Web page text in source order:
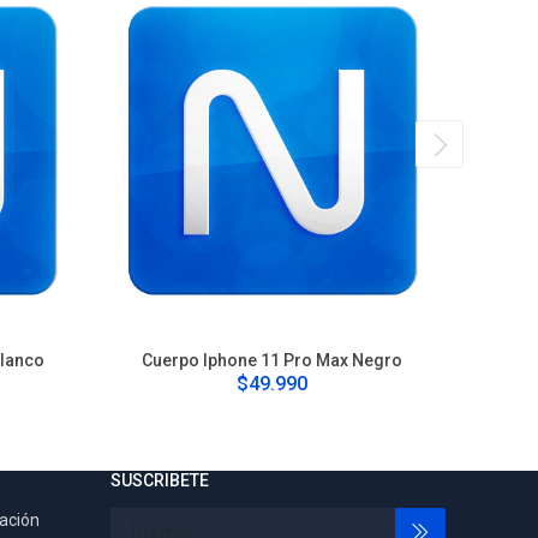
Cuerpo Iphone 11 Pro Max Negro
$49.990
SUSCRIBETE